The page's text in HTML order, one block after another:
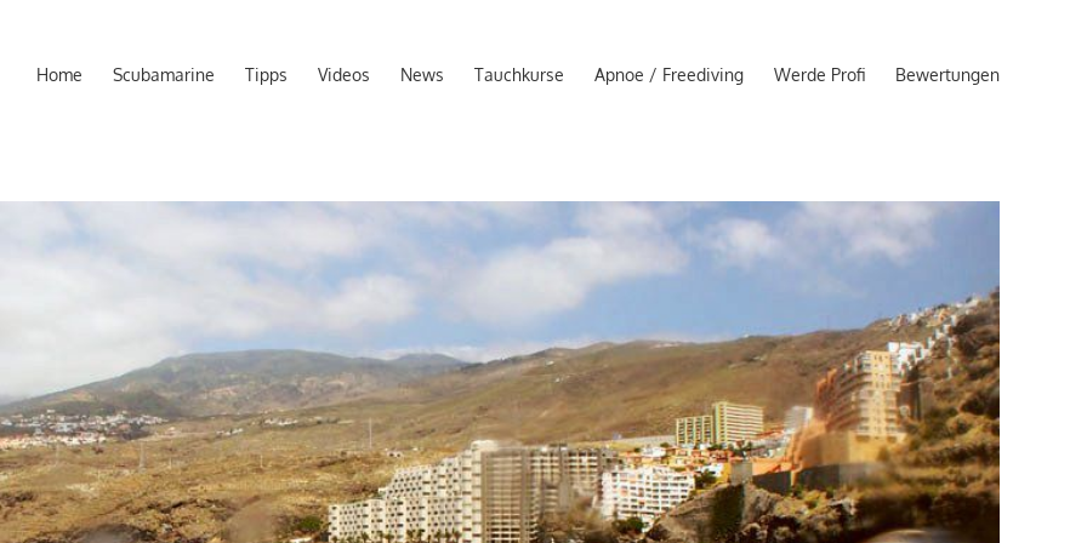
Home Scubamarine Tipps Videos News Tauchkurse Apnoe / Freediving Werde Profi Bewertungen